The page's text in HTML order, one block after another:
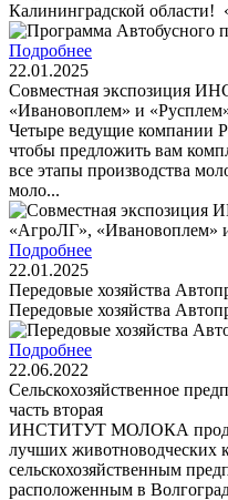
Калининградской области!
Подробнее
22.01.2025
Совместная экспозиция
«Ивановоплем» и
Четыре ведущие компании
чтобы предложить вам
все этапы производства
моло...
Подробнее
22.01.2025
Передовые хозяйства
Передовые хозяйства
Подробнее
22.06.2022
Сельскохозяйственное
часть вторая
ИНСТИТУТ МОЛОКА
лучших животноводческих
сельскохозяйственным
расположенным в